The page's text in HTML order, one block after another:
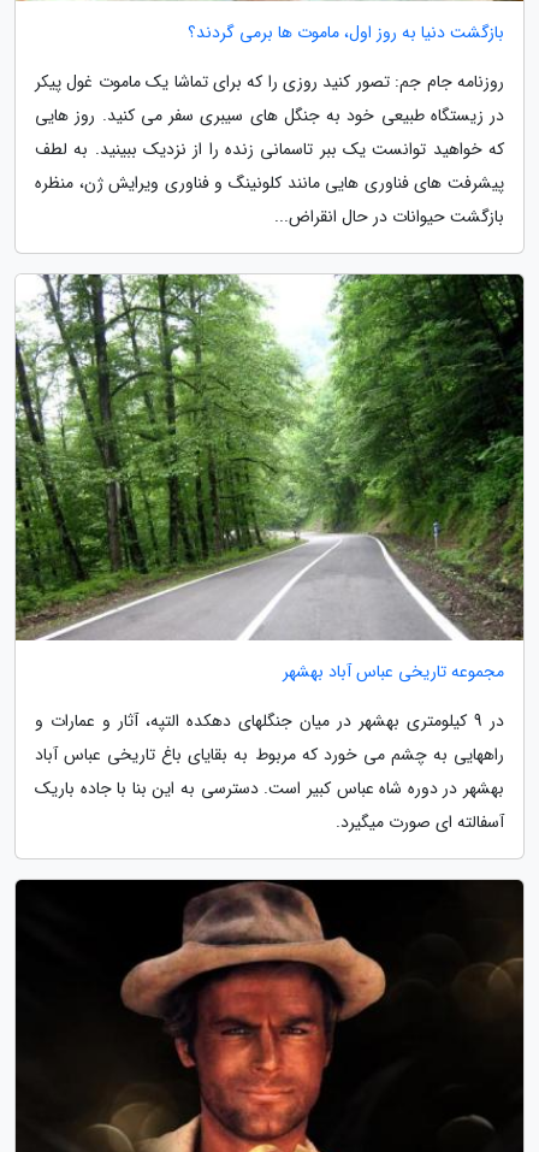
بازگشت دنیا به روز اول، ماموت ها برمی گردند؟
روزنامه جام جم: تصور کنید روزی را که برای تماشا یک ماموت غول پیکر
در زیستگاه طبیعی خود به جنگل های سیبری سفر می کنید. روز هایی
که خواهید توانست یک ببر تاسمانی زنده را از نزدیک ببینید. به لطف
پیشرفت های فناوری هایی مانند کلونینگ و فناوری ویرایش ژن، منظره
بازگشت حیوانات در حال انقراض...
مجموعه تاریخی عباس آباد بهشهر
در 9 کیلومتری بهشهر در میان جنگلهای دهکده التپه، آثار و عمارات و
راههایی به چشم می خورد که مربوط به بقایای باغ تاریخی عباس آباد
بهشهر در دوره شاه عباس کبیر است. دسترسی به این بنا با جاده باریک
آسفالته ای صورت میگیرد.